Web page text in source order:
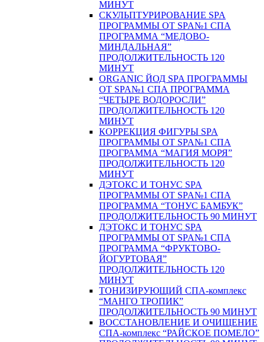
МИНУТ
СКУЛЬПТУРИРОВАНИЕ SPA
ПРОГРАММЫ ОТ SPA№1 СПА
ПРОГРАММА “МЕДОВО-
МИНДАЛЬНАЯ”
ПРОДОЛЖИТЕЛЬНОСТЬ 120
МИНУТ
ORGANIC ЙОД SPA ПРОГРАММЫ
ОТ SPA№1 СПА ПРОГРАММА
“ЧЕТЫРЕ ВОДОРОСЛИ”
ПРОДОЛЖИТЕЛЬНОСТЬ 120
МИНУТ
КОРРЕКЦИЯ ФИГУРЫ SPA
ПРОГРАММЫ ОТ SPA№1 СПА
ПРОГРАММА “МАГИЯ МОРЯ”
ПРОДОЛЖИТЕЛЬНОСТЬ 120
МИНУТ
ДЭТОКС И ТОНУС SPA
ПРОГРАММЫ ОТ SPA№1 СПА
ПРОГРАММА “ТОНУС БАМБУК”
ПРОДОЛЖИТЕЛЬНОСТЬ 90 МИНУТ
ДЭТОКС И ТОНУС SPA
ПРОГРАММЫ ОТ SPA№1 СПА
ПРОГРАММА “ФРУКТОВО-
ЙОГУРТОВАЯ”
ПРОДОЛЖИТЕЛЬНОСТЬ 120
МИНУТ
ТОНИЗИРУЮЩИЙ СПА-комплекс
“МАНГО ТРОПИК”
ПРОДОЛЖИТЕЛЬНОСТЬ 90 МИНУТ
ВОССТАНОВЛЕНИЕ И ОЧИЩЕНИЕ
СПА-комплекс “РАЙСКОЕ ПОМЕЛО”